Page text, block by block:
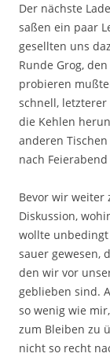
Der nächste
saßen ein paar
gesellten uns
Runde Grog,
probieren
schnell,
die Kehlen
anderen
nach Feierabend
Bevor wir weiter
Diskussion,
wollte
sauer gewesen,
den wir vor
geblieben sind.
so wenig wie
zum Bleiben zu
nicht so recht